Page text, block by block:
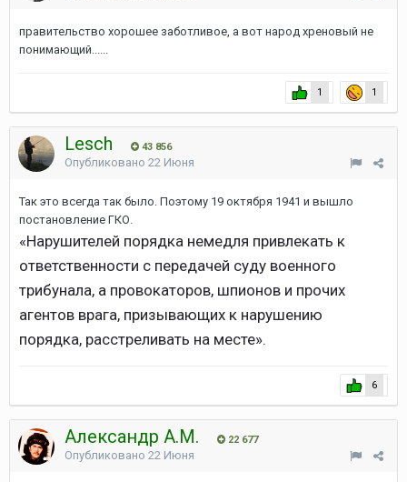
правительство хорошее заботливое, а вот народ хреновый не
понимающий......
1 1
Lesch 43 856
Опубликовано 22 Июня
Так это всегда так было. Поэтому 19 октября 1941 и вышло
постановление ГКО.
«Нарушителей порядка немедля привлекать к
ответственности с передачей суду военного
трибунала, а провокаторов, шпионов и прочих
агентов врага, призывающих к нарушению
порядка, расстреливать на месте».
6
Александр А.М. 22 677
Опубликовано 22 Июня